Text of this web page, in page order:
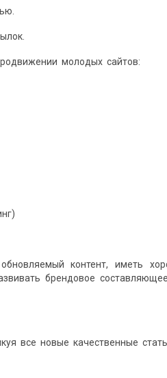
молодых сайтов:
контент, иметь
брендовое
все новые качественные